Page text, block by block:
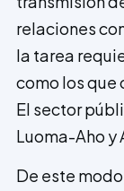
relaciones
la tarea
como los que
El sector
Luoma-Aho y
De este